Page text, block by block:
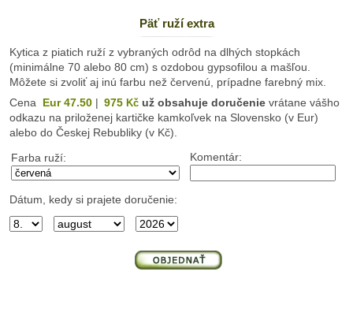
Päť ruží extra
Kytica z piatich ruží z vybraných odrôd na dlhých stopkách
(minimálne 70 alebo 80 cm) s ozdobou gypsofilou a mašľou.
Môžete si zvoliť aj inú farbu než červenú, prípadne farebný mix.
Cena
Eur 47.50| 975 Kč už obsahuje doručenie vrátane vášho
odkazu na priloženej kartičke kamkoľvek na Slovensko (v Eur)
alebo do Českej Rebubliky (v Kč).
Farba ruží: Komentár:
Dátum, kedy si prajete doručenie: